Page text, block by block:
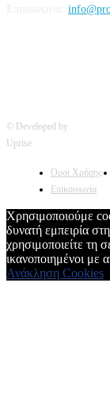
© Developed by
Uprise
Όροι Χρήσης
Επικοινωνία
Χρησιμοποιούμε
δυνατή εμπειρία
χρησιμοποιείτε τη
ικανοποιημένοι με
Ανάκληση Cookies